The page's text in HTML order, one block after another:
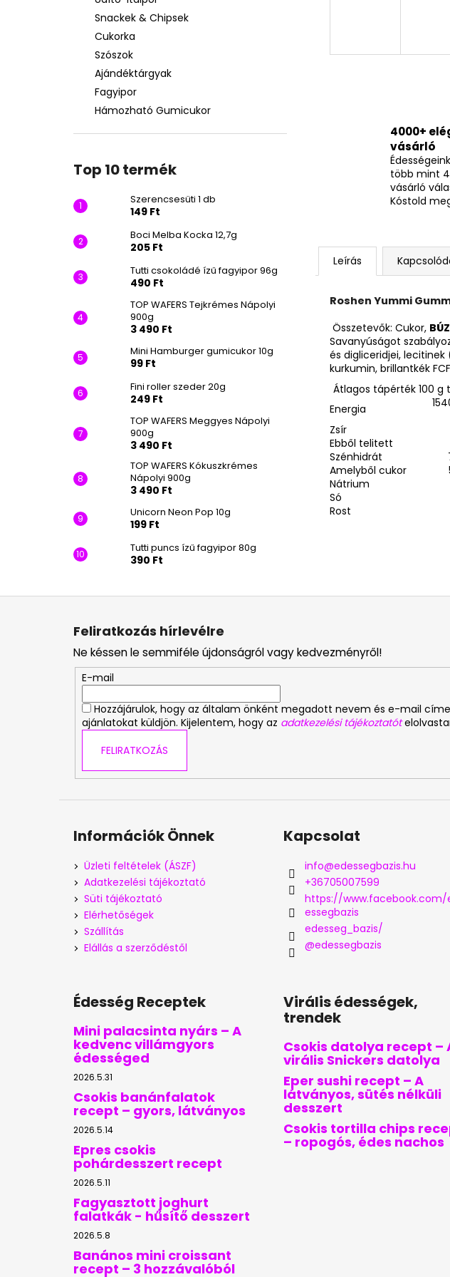
Snackek & Chipsek
Cukorka
Szószok
Ajándéktárgyak
Fagyipor
Hámozható Gumicukor
Top 10 termék
Szerencsesüti 1 db
149 Ft
Boci Melba Kocka 12,7g
205 Ft
Tutti csokoládé ízű fagyipor 96g
490 Ft
TOP WAFERS Tejkrémes Nápolyi
900g
3 490 Ft
Mini Hamburger gumicukor 10g
99 Ft
Fini roller szeder 20g
249 Ft
TOP WAFERS Meggyes Nápolyi
900g
3 490 Ft
TOP WAFERS Kókuszkrémes
Nápolyi 900g
3 490 Ft
Unicorn Neon Pop 10g
199 Ft
Tutti puncs ízű fagyipor 80g
390 Ft
4000+
vásárló
több mint
vásárló
Kóstold
Leírás
Roshen Yummi
Összetevők: Cukor,
Savanyúságot
és digliceridjei,
kurkumin, brillantkék
Átlagos tápérték 100 g
Energia
Zsír
Ebből telitett
Szénhidrát
Amelyből cukor
Nátrium
Só
Rost
SZERENCSESÜTI 1 DB
149 Ft
L
Feliratkozás hírlevélre
Ne késsen le semmiféle újdonságról vagy kedvezményről!
E-mail
Hozzájárulok, hogy az általam önként megadott nevem és e-mail
ajánlatokat küldjön. Kijelentem, hogy az adatkezelési tájékoztatót
FELIRATKOZÁS
Információk Önnek
Üzleti feltételek (ÁSZF)
Adatkezelési tájékoztató
Süti tájékoztató
Elérhetőségek
Szállítás
Elállás a szerződéstől
Kapcsolat
info@edessegbazis.hu
+36705007599
https://www.facebook.com/
essegbazis
edesseg_bazis/
@edessegbazis
Édesség Receptek
Mini palacsinta nyárs – A
kedvenc villámgyors
édességed
2026.5.31
Csokis banánfalatok
recept – gyors, látványos
2026.5.14
Epres csokis
pohárdesszert recept
2026.5.11
Fagyasztott joghurt
falatkák - hűsítő desszert
2026.5.8
Banános mini croissant
recept – 3 hozzávalóból
Virális édességek,
trendek
Csokis datolya recept –
virális Snickers datolya
Eper sushi recept – A
látványos, sütés nélküli
desszert
Csokis tortilla chips
– ropogós, édes nachos